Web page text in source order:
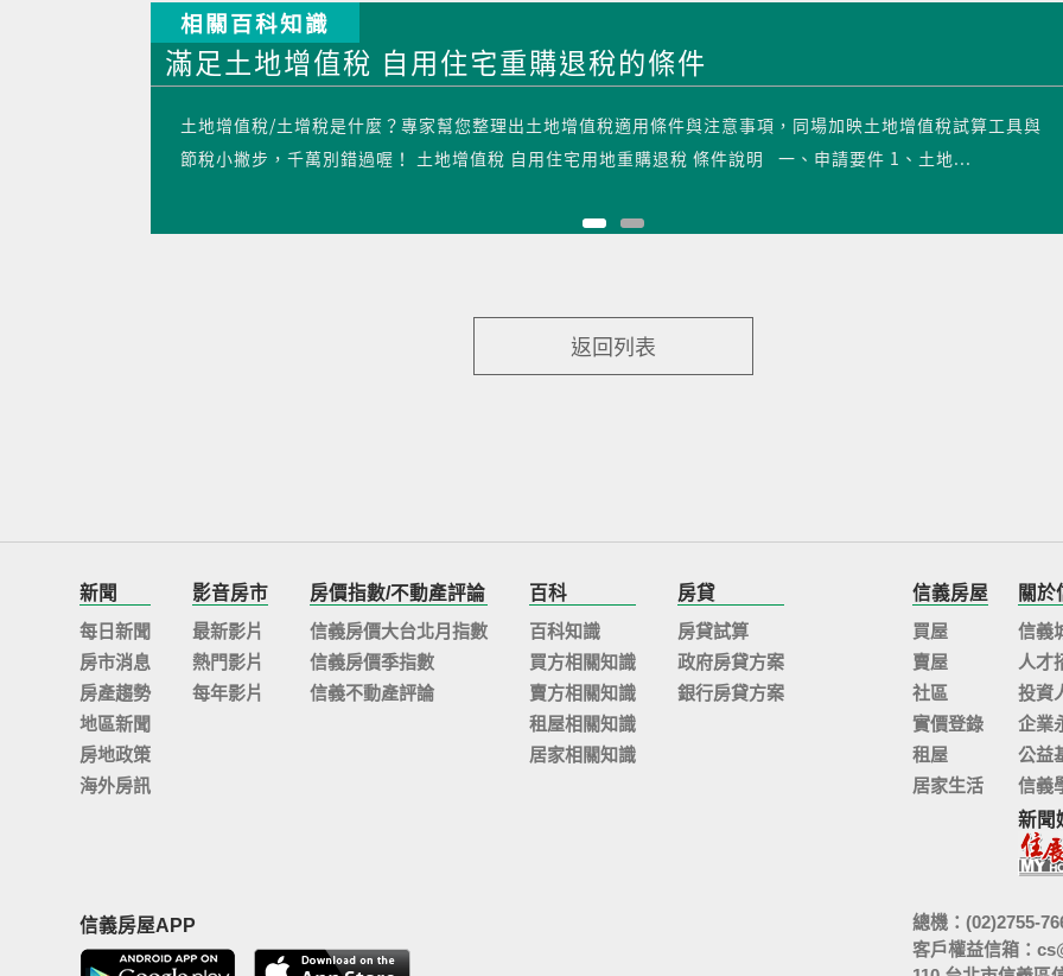
相關百科知識
滿足土地增值稅 自用住宅重購退稅的條件
土地增值稅/土增稅是什麼？專家幫您整理出土地增值稅適用條件與注意事項，同場加映土地增值稅試算工具與
節稅小撇步，千萬別錯過喔！ 土地增值稅 自用住宅用地重購退稅 條件說明 一、申請要件 1、土地...
返回列表
新聞
每日新聞
房市消息
房產趨勢
地區新聞
房地政策
海外房訊
影音房市
最新影片
熱門影片
每年影片
房價指數/不動產評論
信義房價大台北月指數
信義房價季指數
信義不動產評論
百科
百科知識
買方相關知識
賣方相關知識
租屋相關知識
居家相關知識
房貸
房貸試算
政府房貸方案
銀行房貸方案
信義房屋
買屋
賣屋
社區
實價登錄
租屋
居家生活
關於
信義
人才
投資
企業
公益
信義
新聞
信義房屋APP
總機：(02)2755-
客戶權益信箱：